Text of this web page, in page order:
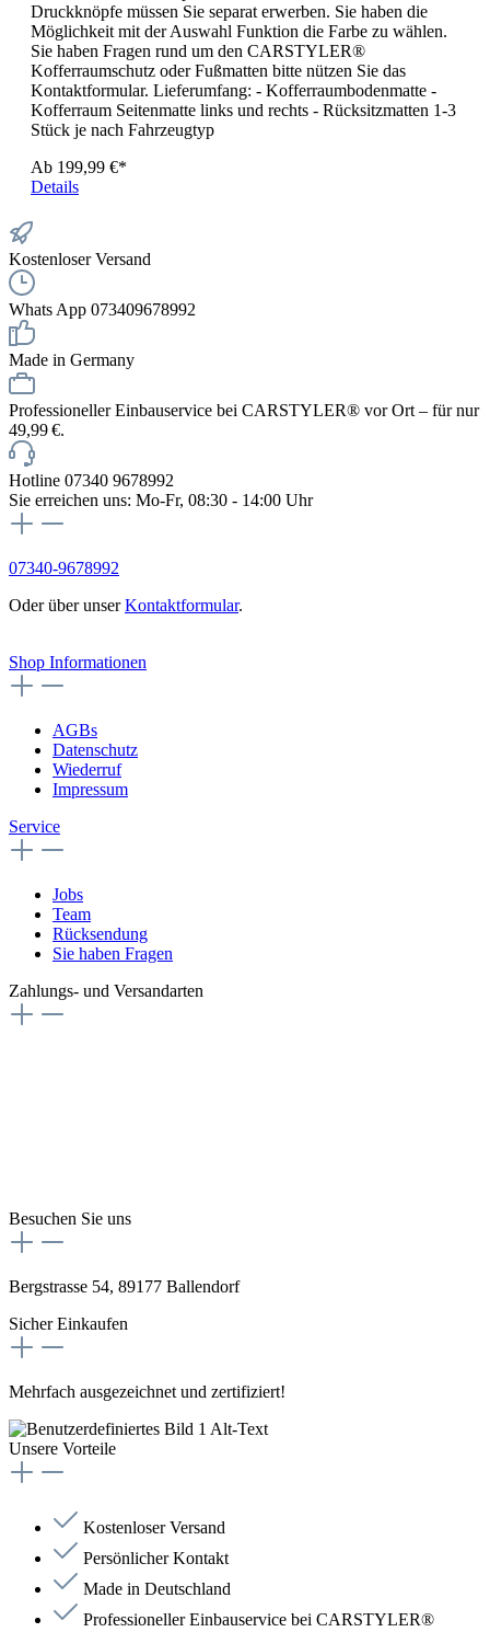
Druckknöpfe müssen Sie separat erwerben. Sie haben die
Möglichkeit mit der Auswahl Funktion die Farbe zu wählen.
Sie haben Fragen rund um den CARSTYLER®
Kofferraumschutz oder Fußmatten bitte nützen Sie das
Kontaktformular. Lieferumfang: - Kofferraumbodenmatte -
Kofferraum Seitenmatte links und rechts - Rücksitzmatten 1-3
Stück je nach Fahrzeugtyp
Ab 199,99 €*
Details
Kostenloser Versand
Whats App 073409678992
Made in Germany
Professioneller Einbauservice bei CARSTYLER® vor Ort – für nur
49,99 €.
Hotline 07340 9678992
Sie erreichen uns: Mo-Fr, 08:30 - 14:00 Uhr
07340-9678992
Oder über unserKontaktformular.
Shop Informationen
AGBs
Datenschutz
Wiederruf
Impressum
Service
Jobs
Team
Rücksendung
Sie haben Fragen
Zahlungs- und Versandarten
Besuchen Sie uns
Bergstrasse 54, 89177 Ballendorf
Sicher Einkaufen
Mehrfach ausgezeichnet und zertifiziert!
Unsere Vorteile
Kostenloser Versand
Persönlicher Kontakt
Made in Deutschland
Professioneller Einbauservice bei CARSTYLER®